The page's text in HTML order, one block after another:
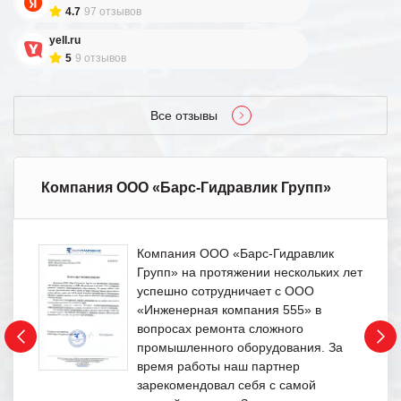
4.7 97 отзывов
yell.ru
5 9 отзывов
Все отзывы
Компания ООО «Барс-Гидравлик Групп»
Компания ООО «Барс-Гидравлик
Групп» на протяжении нескольких лет
успешно сотрудничает с ООО
«Инженерная компания 555» в
вопросах ремонта сложного
промышленного оборудования. За
время работы наш партнер
зарекомендовал себя с самой